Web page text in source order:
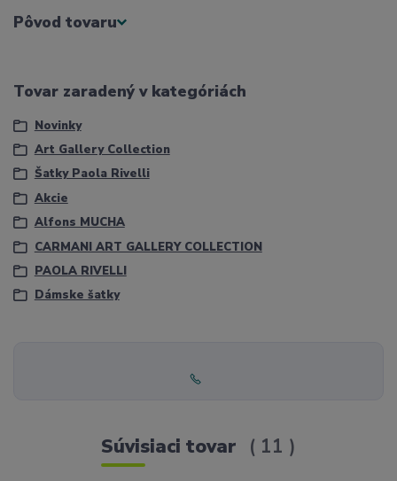
Pôvod tovaru
Tovar zaradený v kategóriách
Novinky
Art Gallery Collection
Šatky Paola Rivelli
Akcie
Alfons MUCHA
CARMANI ART GALLERY COLLECTION
PAOLA RIVELLI
Dámske šatky
Súvisiaci tovar 11